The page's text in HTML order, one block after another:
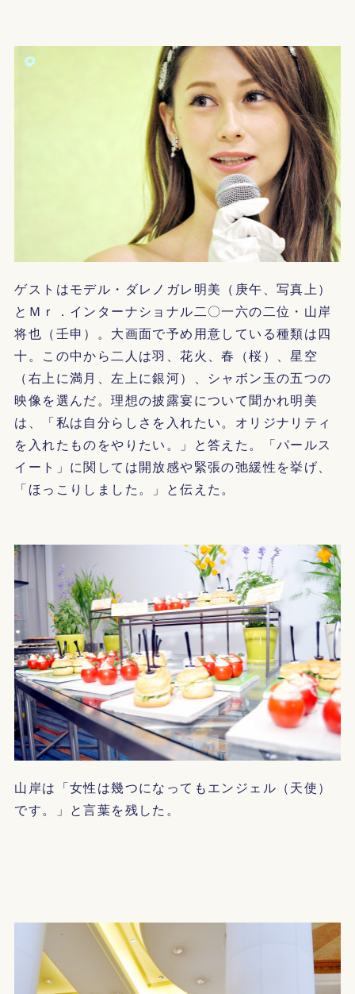
ゲストはモデル・ダレノガレ明美（庚午、写真上）
とＭｒ．インターナショナル二〇一六の二位・山岸
将也（壬申）。大画面で予め用意している種類は四
十。この中から二人は羽、花火、春（桜）、星空
（右上に満月、左上に銀河）、シャボン玉の五つの
映像を選んだ。理想の披露宴について聞かれ明美
は、「私は自分らしさを入れたい。オリジナリティ
を入れたものをやりたい。」と答えた。「パールス
イート」に関しては開放感や緊張の弛緩性を挙げ、
「ほっこりしました。」と伝えた。
山岸は「女性は幾つになってもエンジェル（天使）
です。」と言葉を残した。